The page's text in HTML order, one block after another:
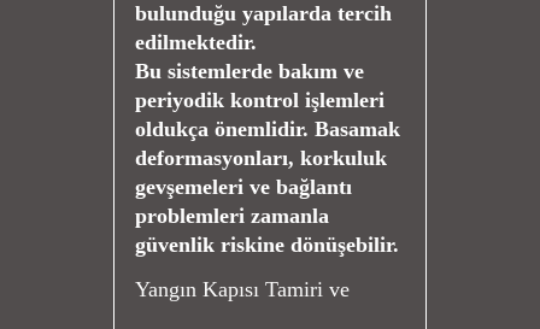
bulunduğu yapılarda tercih
edilmektedir.
Bu sistemlerde bakım ve
periyodik kontrol işlemleri
oldukça önemlidir. Basamak
deformasyonları, korkuluk
gevşemeleri ve bağlantı
problemleri zamanla
güvenlik riskine dönüşebilir.
Yangın Kapısı Tamiri ve